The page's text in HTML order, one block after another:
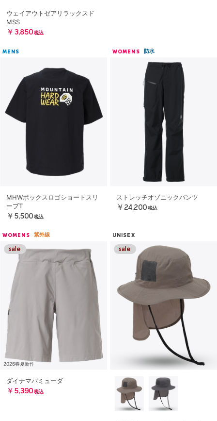
ウェイアウトゼアリラックスド
MSS
￥3,850 税込
MENS
MHWボックスロゴショートスリ
ーブT
￥5,500 税込
WOMENS 防水
ストレッチオゾニックパンツ
￥24,200 税込
WOMENS 紫外線
2026春夏新作
ダイナマバミューダ
￥5,390 税込
UNISEX